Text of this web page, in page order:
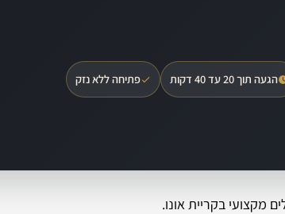
הגעה תוך 20 עד 40 דקות פתיחה ללא נזק
מקצועי בקריית אונו.